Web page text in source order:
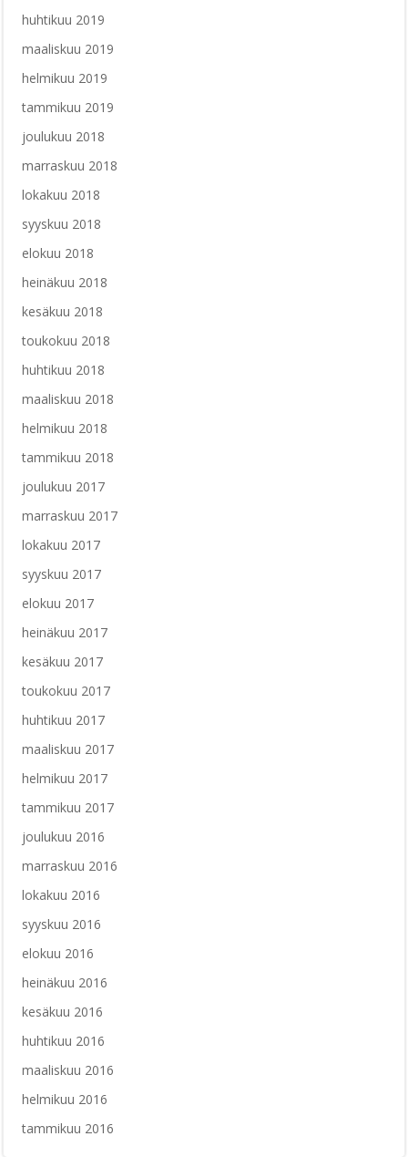
huhtikuu 2019
maaliskuu 2019
helmikuu 2019
tammikuu 2019
joulukuu 2018
marraskuu 2018
lokakuu 2018
syyskuu 2018
elokuu 2018
heinäkuu 2018
kesäkuu 2018
toukokuu 2018
huhtikuu 2018
maaliskuu 2018
helmikuu 2018
tammikuu 2018
joulukuu 2017
marraskuu 2017
lokakuu 2017
syyskuu 2017
elokuu 2017
heinäkuu 2017
kesäkuu 2017
toukokuu 2017
huhtikuu 2017
maaliskuu 2017
helmikuu 2017
tammikuu 2017
joulukuu 2016
marraskuu 2016
lokakuu 2016
syyskuu 2016
elokuu 2016
heinäkuu 2016
kesäkuu 2016
huhtikuu 2016
maaliskuu 2016
helmikuu 2016
tammikuu 2016